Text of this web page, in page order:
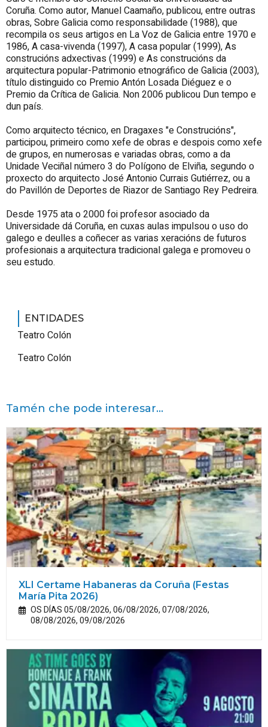
Coruña. Como autor, Manuel Caamaño, publicou, entre outras
obras,Sobre Galicia como responsabilidade(1988), que
recompila os seus artigos en La Voz de Galicia entre 1970 e
1986,A casa-vivenda(1997),A casa popular(1999),As
construcións adxectivas (1999) eAs construcións da
arquitectura popular-Patrimonio etnográfico de Galicia(2003),
título distinguido co Premio Antón Losada Diéguez e o
Premio da Crítica de Galicia. Non 2006 publicou Dun tempo e
dun país.
Como arquitecto técnico, en Dragaxes "e Construcións",
participou, primeiro como xefe de obras e despois como xefe
de grupos, en numerosas e variadas obras, como a da
Unidade Veciñal número 3 do Polígono de Elviña, segundo o
proxecto do arquitecto José Antonio Currais Gutiérrez, ou a
do Pavillón de Deportes de Riazor de Santiago Rey Pedreira.
Desde 1975 ata o 2000 foi profesor asociado da
Universidade dá Coruña, en cuxas aulas impulsou o uso do
galego e deulles a coñecer as varias xeracións de futuros
profesionais a arquitectura tradicional galega e promoveu o
seu estudo.
ENTIDADES
Teatro Colón
Teatro Colón
Tamén che pode interesar...
XLI Certame Habaneras da Coruña (Festas
María Pita 2026)
OS DÍAS 05/08/2026, 06/08/2026, 07/08/2026,
08/08/2026, 09/08/2026